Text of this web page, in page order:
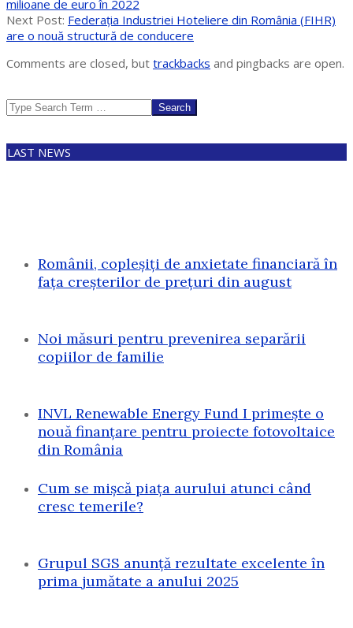
04-
06
milioane de euro în 2022
Next Post: Federația Industriei Hoteliere din România (FIHR)
are o nouă structură de conducere
Comments are closed, but trackbacks and pingbacks are open.
Search
LAST NEWS
Românii, copleșiți de anxietate financiară în
fața creșterilor de prețuri din august
Noi măsuri pentru prevenirea separării
copiilor de familie
INVL Renewable Energy Fund I primește o
nouă finanțare pentru proiecte fotovoltaice
din România
Cum se mișcă piața aurului atunci când
cresc temerile?
Grupul SGS anunță rezultate excelente în
prima jumătate a anului 2025